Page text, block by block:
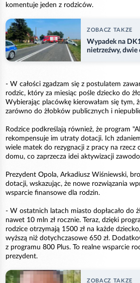
komentuje jeden z rodziców.
ZOBACZ TAKZE
Wypadek na
nietrzeźwy, dwie
- W całości zgadzam się z postulatem
rodzic, który za miesiąc pośle dziecko do
Wybierając placówkę kierowałam się tym,
zarówno do żłobków publicznych i
Rodzice podkreślają również, że program
rekompensuje im utraty dotacji. Ich
wiele matek do rezygnacji z pracy na rzecz
domu, co zaprzecza idei aktywizacji
Prezydent Opola, Arkadiusz Wiśniewski,
dotacji, wskazując, że nowe rozwiązania
wsparcie finansowe dla rodzin.
- W ostatnich latach miasto dopłacało do
nawet 10 mln zł rocznie. Teraz, dzięki
rodzice otrzymają 1500 zł na każde
wyższą niż dotychczasowe 650 zł.
z programu 800 Plus. To realne wsparcie
prezydent.
ZOBACZ TAKZE